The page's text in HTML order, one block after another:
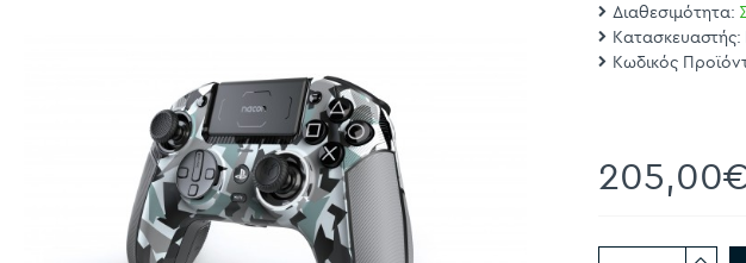
Διαθεσιμότητα:
Κατασκευαστής:
Κωδικός
205,00€